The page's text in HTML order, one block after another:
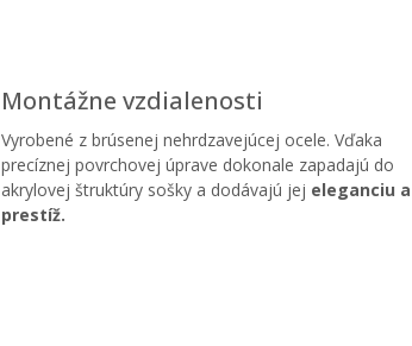
Montážne vzdialenosti
Vyrobené z brúsenej nehrdzavejúcej ocele. Vďaka
precíznej povrchovej úprave dokonale zapadajú do
akrylovej štruktúry sošky a dodávajú jej eleganciu a
prestíž.